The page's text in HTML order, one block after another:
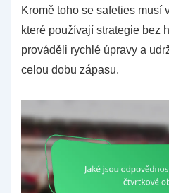
Kromě toho se safeties musí
které používají strategie bez
prováděli rychlé úpravy a
celou dobu zápasu.